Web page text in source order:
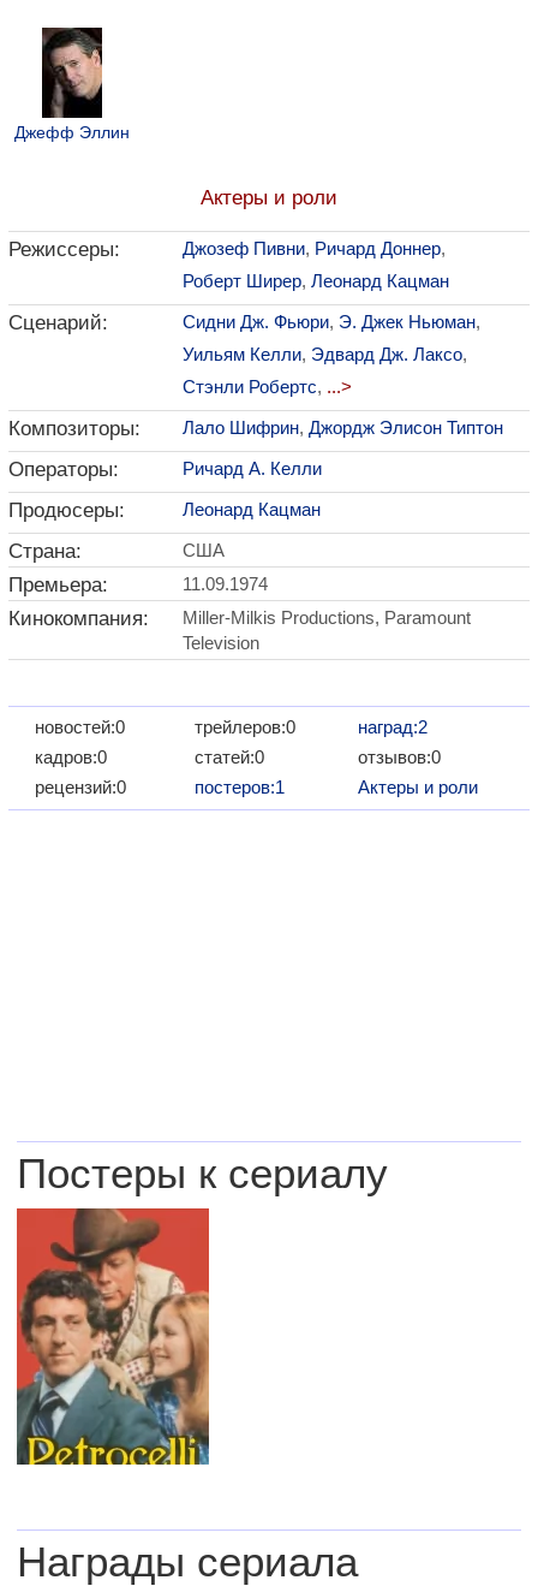
Джефф Эллин
Актеры и роли
Режиссеры: Джозеф Пивни, Ричард Доннер,
Роберт Ширер, Леонард Кацман
Сценарий: Сидни Дж. Фьюри, Э. Джек Ньюман,
Уильям Келли, Эдвард Дж. Лаксо,
Стэнли Робертс, ...>
Композиторы: Лало Шифрин, Джордж Элисон Типтон
Операторы: Ричард А. Келли
Продюсеры: Леонард Кацман
Страна: США
Премьера: 11.09.1974
Кинокомпания:
Miller-Milkis Productions, Paramount
Television
новостей:0
кадров:0
рецензий:0
трейлеров:0
статей:0
постеров:1
наград:2
отзывов:0
Актеры и роли
Постеры к сериалу
Награды сериала